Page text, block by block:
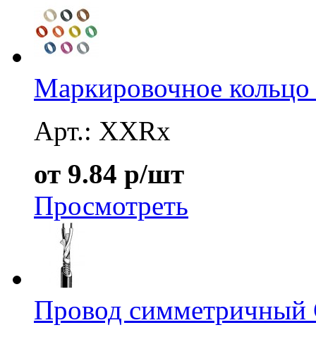
Маркировочное
Арт.: XXRx
от 9.84 р/шт
Просмотреть
Провод симметричный